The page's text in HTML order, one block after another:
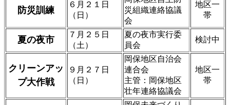
防災訓練
６月２１日
（日）
災組織連絡協議
会
地区一
帯
夏の夜市
７月２５日
（土）
夏の夜市実行委
員会
検討中
クリーンアッ
プ大作戦
９月２７日
（日）
岡保地区自治会
連合会
主管：岡保地区
壮年連絡協議会
地区一
帯